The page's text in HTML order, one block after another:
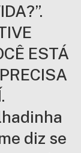
ESTÁ
diz se